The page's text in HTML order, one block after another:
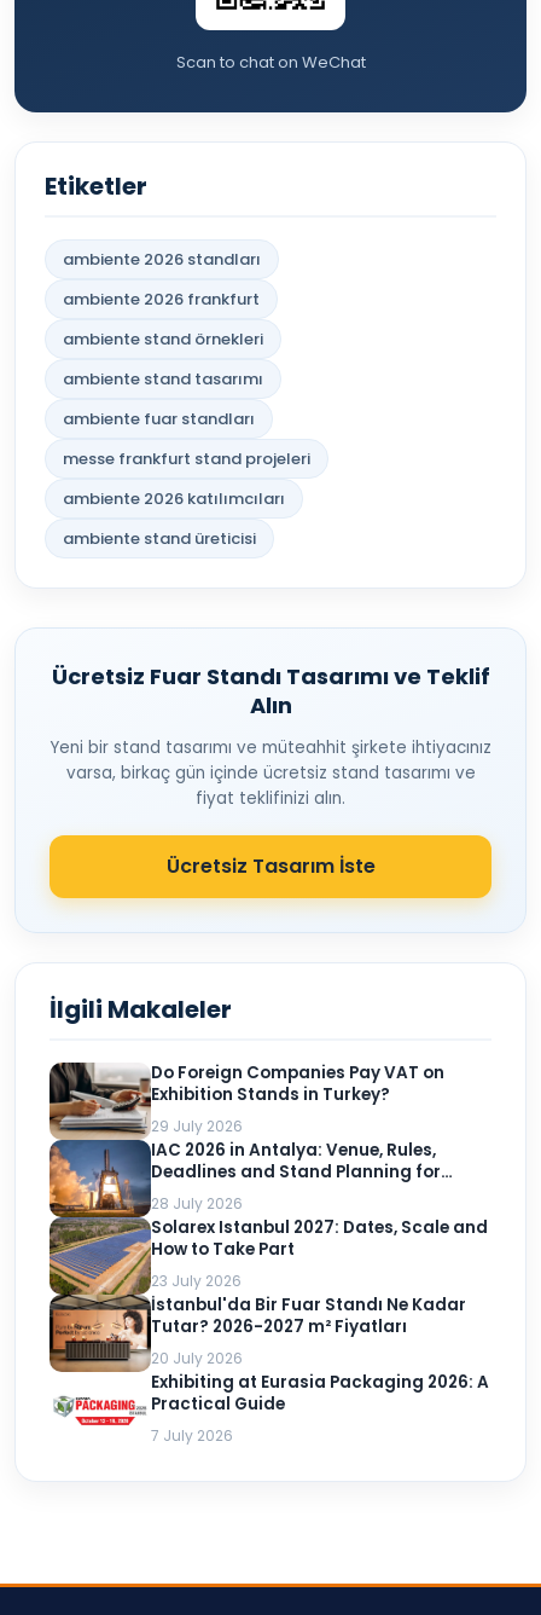
Scan to chat on WeChat
Etiketler
ambiente 2026 standları
ambiente 2026 frankfurt
ambiente stand örnekleri
ambiente stand tasarımı
ambiente fuar standları
messe frankfurt stand projeleri
ambiente 2026 katılımcıları
ambiente stand üreticisi
Ücretsiz Fuar Standı Tasarımı ve Teklif
Alın
Yeni bir stand tasarımı ve müteahhit şirkete ihtiyacınız
varsa, birkaç gün içinde ücretsiz stand tasarımı ve
fiyat teklifinizi alın.
Ücretsiz Tasarım İste
İlgili Makaleler
Do Foreign Companies Pay VAT on
Exhibition Stands in Turkey?
29 July 2026
IAC 2026 in Antalya: Venue, Rules,
Deadlines and Stand Planning for
Exhibitors
28 July 2026
Solarex Istanbul 2027: Dates, Scale and
How to Take Part
23 July 2026
İstanbul'da Bir Fuar Standı Ne Kadar
Tutar? 2026-2027 m² Fiyatları
20 July 2026
Exhibiting at Eurasia Packaging 2026: A
Practical Guide
7 July 2026